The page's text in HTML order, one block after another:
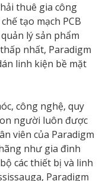
thuê gia công
tạo mạch PCB
lý sản phẩm
nhất, Paradigm
linh kiện bề mặt
công nghệ, quy
người luôn được
viên của Paradigm
như gia đình
các thiết bị và linh
Paradigm